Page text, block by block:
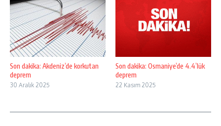
Son dakika: Akdeniz’de korkutan
deprem
30 Aralık 2025
Son dakika: Osmaniye’de 4.4’lük
deprem
22 Kasım 2025